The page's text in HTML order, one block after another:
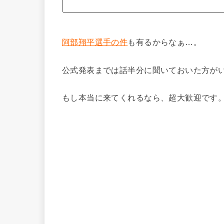
阿部翔平選手の件も有るからなぁ…。
公式発表までは話半分に聞いておいた方が
もし本当に来てくれるなら、超大歓迎です。